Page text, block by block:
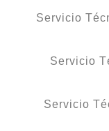
Servicio
Servicio
Servicio